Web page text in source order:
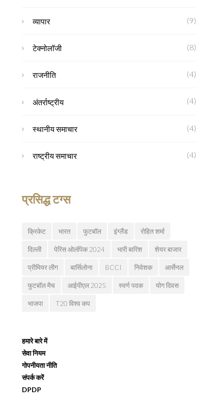
व्यापार (9)
टेक्नोलॉजी (8)
राजनीति (4)
अंतर्राष्ट्रीय (4)
स्थानीय समाचार (4)
राष्ट्रीय समाचार (4)
प्रसिद्ध टग्स
क्रिकेट भारत फुटबॉल इंग्लैंड रोहित शर्मा
दिल्ली पेरिस ओलंपिक 2024 भारी बारिश शेयर बाजार
प्रीमियर लीग बार्सिलोना BCCI निवेशक आर्सेनल
फुटबॉल मैच आईपीएल 2025 स्वर्ण पदक योग दिवस
भाजपा T20 विश्व कप
हमारे बारे में
सेवा नियम
गोपनीयता नीति
संपर्क करें
DPDP